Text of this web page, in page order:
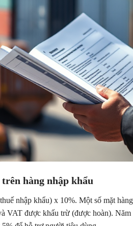
hàng nhập khẩu
nhập khẩu) x 10%. Một số mặt
VAT được khấu trừ (được hoàn).